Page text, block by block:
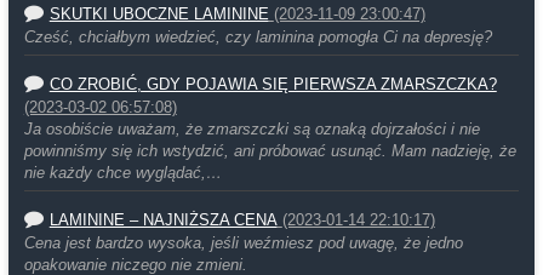
SKUTKI UBOCZNE LAMININE (2023-11-09 23:00:47)
Cześć, chciałbym wiedzieć, czy laminina pomogła Ci na depresję?
CO ZROBIĆ, GDY POJAWIA SIĘ PIERWSZA ZMARSZCZKA?
(2023-03-02 06:57:08)
Ja osobiście uważam, że zmarszczki są oznaką dojrzałości i nie
powinniśmy się ich wstydzić, ani próbować usunąć. Mam nadzieję, że
nie każdy chce wyglądać,…
LAMININE – NAJNIŻSZA CENA (2023-01-14 22:10:17)
Cena jest bardzo wysoka, jeśli weźmiesz pod uwagę, że jedno
opakowanie niczego nie zmieni.